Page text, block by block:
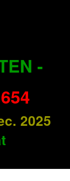
-
2025